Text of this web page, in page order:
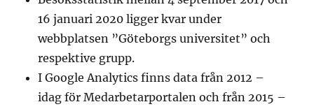
16 januari 2020 ligger kvar under
webbplatsen ”Göteborgs universitet” och
respektive grupp.
I Google Analytics finns data från 2012 –
idag för Medarbetarportalen och från 2015 –